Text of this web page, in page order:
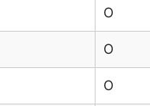
O
O
O